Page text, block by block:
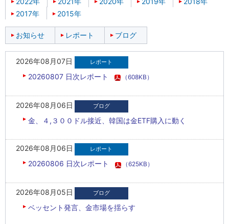
2026年08月07日
20260807 日次レポート
（608KB）
2026年08月06日
金、４,３００ドル接近、韓国は金ETF購入に動く
2026年08月06日
20260806 日次レポート
（625KB）
2026年08月05日
ベッセント発言、金市場を揺らす
データ・レポート